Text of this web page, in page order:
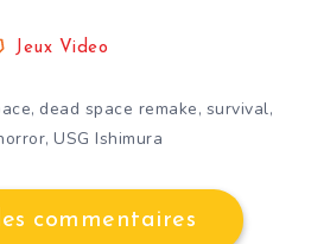
Jeux Video
, dead space remake, survival,
,USG Ishimura
commentaires